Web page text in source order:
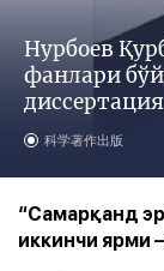
Нурбоев
фанлари
科学著作出版
“Самарқанд
иккинчи ярми